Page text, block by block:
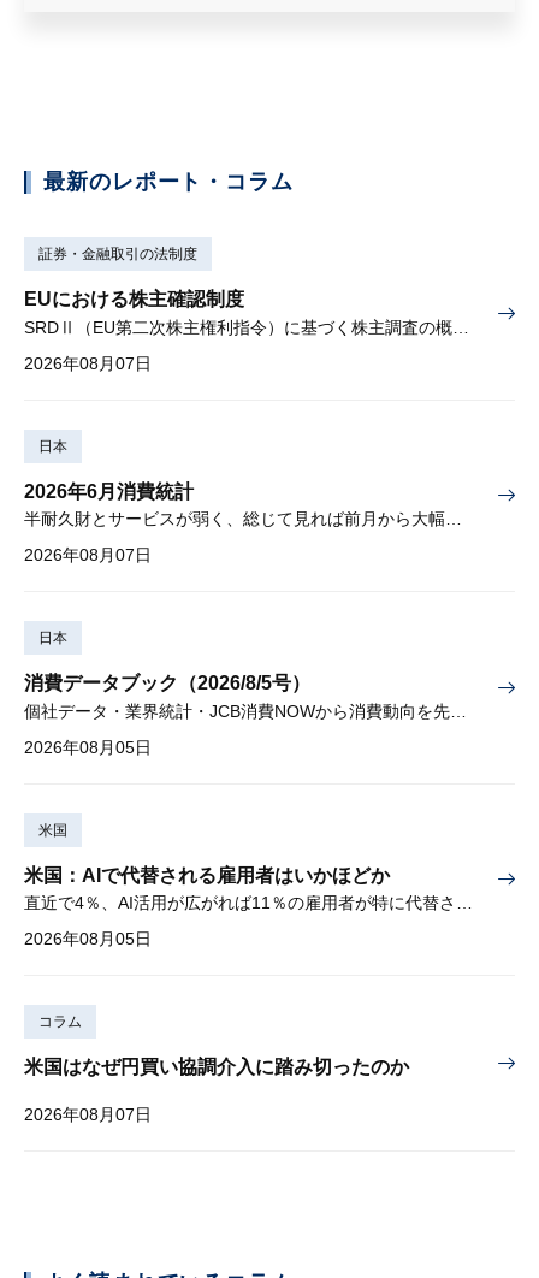
最新のレポート・コラム
証券・金融取引の法制度
EUにおける株主確認制度
2026年08月07日
日本
2026年6月消費統計
半耐久財とサービスが弱く、総じて見れば前月から大幅に減少
2026年08月07日
日本
消費データブック（2026/8/5号）
2026年08月05日
米国
米国：AIで代替される雇用者はいかほどか
直近で4％、AI活用が広がれば11％の雇用者が特に代替されやすい
2026年08月05日
コラム
米国はなぜ円買い協調介入に踏み切ったのか
2026年08月07日